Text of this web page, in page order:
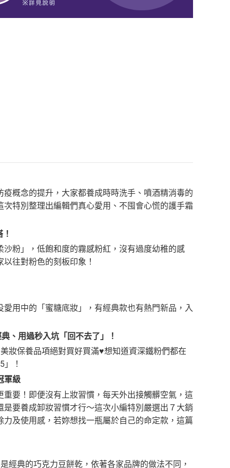
概念的提升，大家都養成時時洗手、噴酒精消毒的
特別整理出編輯們真心愛用、不囤會心慌的護手霜
粉」，低飽和度的霧感粉紅，沒有過度幼稚的感
往對粉色的刻板印象！
用中的「蜜糖底妝」，有經典款也有熱門新品，入
、用過秒入坑「回不去了」！
妝保養品項絕對買好買滿♥想知道資深鐵粉們都在
！
軍級
要！即便沒有上妝習慣，每天外出接觸髒空氣，這
要養成卸妝習慣才行～這次小編特別嚴選出７大銷
及使用感，若妳想找一瓶屬於自己的命定款，這篇
經典的巧克力豆餅乾，依著各家品牌的做法不同，